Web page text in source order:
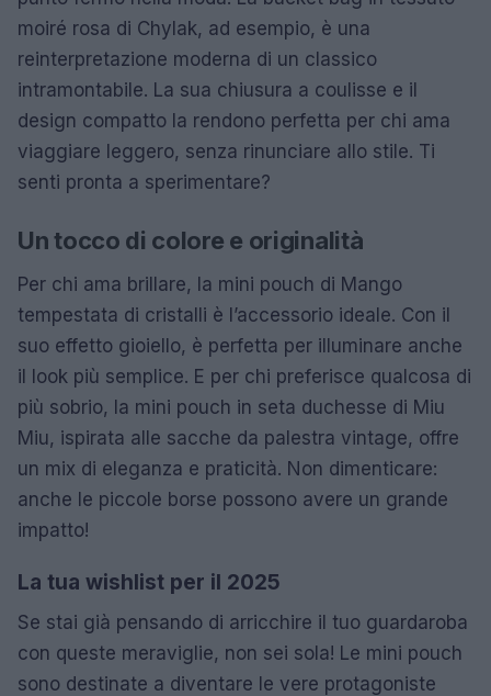
moiré rosa di Chylak, ad esempio, è una
reinterpretazione moderna di un classico
intramontabile. La sua chiusura a coulisse e il
design compatto la rendono perfetta per chi ama
viaggiare leggero, senza rinunciare allo stile. Ti
senti pronta a sperimentare?
Un tocco di colore e originalità
Per chi ama brillare, la mini pouch di Mango
tempestata di cristalli è l’accessorio ideale. Con il
suo effetto gioiello, è perfetta per illuminare anche
il look più semplice. E per chi preferisce qualcosa di
più sobrio, la mini pouch in seta duchesse di Miu
Miu, ispirata alle sacche da palestra vintage, offre
un mix di eleganza e praticità. Non dimenticare:
anche le piccole borse possono avere un grande
impatto!
La tua wishlist per il 2025
Se stai già pensando di arricchire il tuo guardaroba
con queste meraviglie, non sei sola! Le mini pouch
sono destinate a diventare le vere protagoniste